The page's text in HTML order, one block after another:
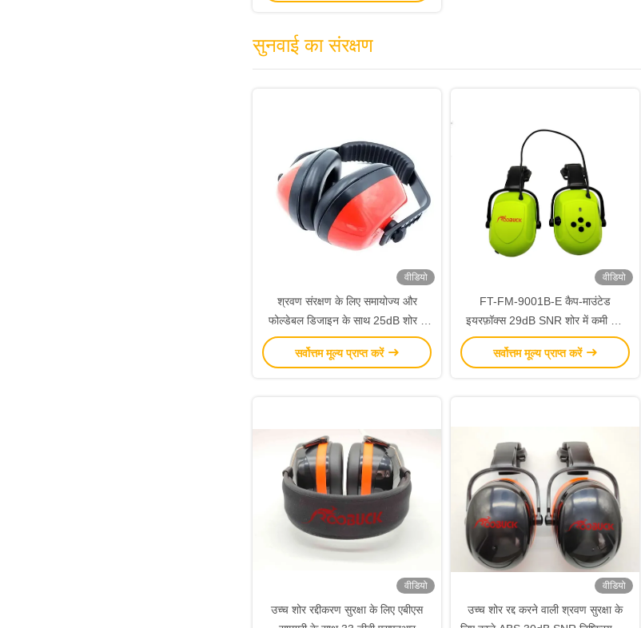
सुनवाई का संरक्षण
वीडियो
श्रवण संरक्षण के लिए समायोज्य और
फोल्डेबल डिजाइन के साथ 25dB शोर में
कमी ध्वनिरोधी ईयर मफ
सर्वोत्तम मूल्य प्राप्त करें
वीडियो
FT-FM-9001B-E कैप-माउंटेड
इयरफ़ॉक्स 29dB SNR शोर में कमी और
औद्योगिक सुरक्षा के लिए ABS सामग्री के
साथ
सर्वोत्तम मूल्य प्राप्त करें
वीडियो
उच्च शोर रद्दीकरण सुरक्षा के लिए एबीएस
वीडियो
उच्च शोर रद्द करने वाली श्रवण सुरक्षा के